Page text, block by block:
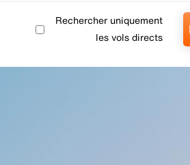
Rechercher uniquement
les vols directs